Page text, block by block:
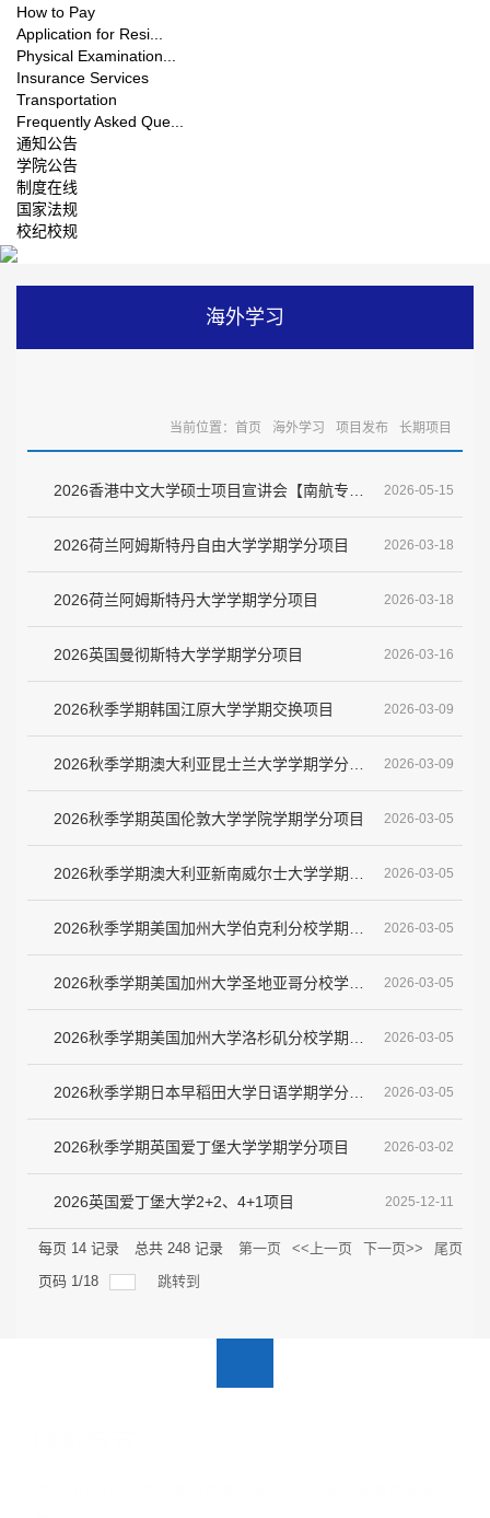
How to Pay
Application for Resi...
Physical Examination...
Insurance Services
Transportation
Frequently Asked Que...
通知公告
学院公告
制度在线
国家法规
校纪校规
海外学习
当前位置： 首页 海外学习 项目发布 长期项目
2026-05-15
2026荷兰阿姆斯特丹自由大学学期学分项目 2026-03-18
2026荷兰阿姆斯特丹大学学期学分项目 2026-03-18
2026英国曼彻斯特大学学期学分项目 2026-03-16
2026秋季学期韩国江原大学学期交换项目 2026-03-09
2026-03-09
2026秋季学期英国伦敦大学学院学期学分项目 2026-03-05
2026-03-05
2026-03-05
2026-03-05
2026-03-05
2026-03-05
2026秋季学期英国爱丁堡大学学期学分项目 2026-03-02
2026英国爱丁堡大学2+2、4+1项目 2025-12-11
每页 14 记录 总共 248 记录 第一页 <<上一页 下一页>>
尾页
页码 1/18 跳转到